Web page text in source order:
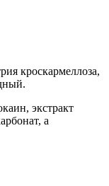
кроскармеллоза,
экстракт
а